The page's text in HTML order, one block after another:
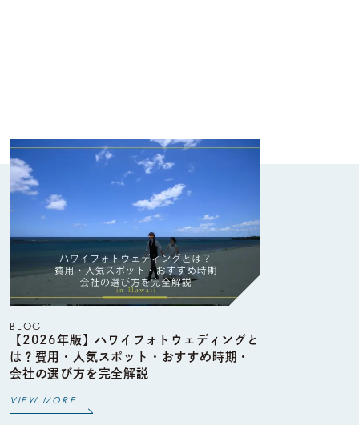
BLOG
【2026年版】ハワイフォトウェディングと
は？費用・人気スポット・おすすめ時期・
会社の選び方を完全解説
VIEW MORE